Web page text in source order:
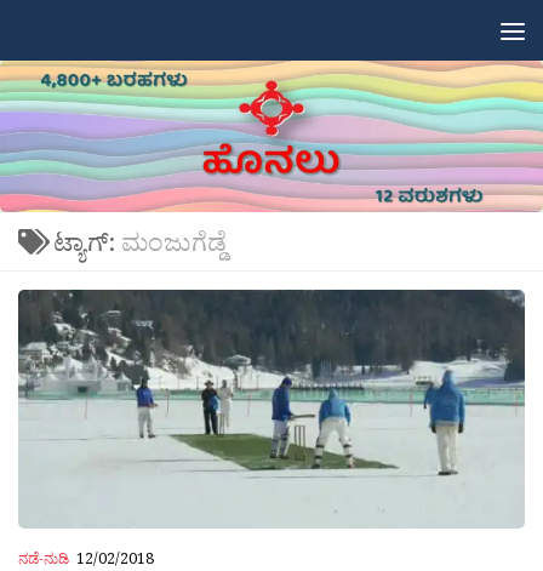
ಟ್ಯಾಗ್: ಮಂಜುಗೆಡ್ಡೆ
ನಡೆ-ನುಡಿ 12/02/2018